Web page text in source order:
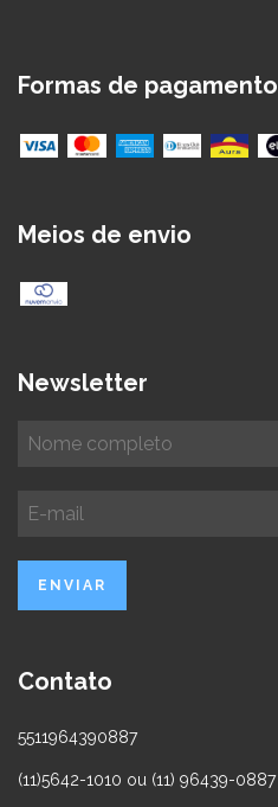
Formas de pagamento
Meios de envio
Newsletter
Contato
5511964390887
(11)5642-1010 ou (11) 96439-0887